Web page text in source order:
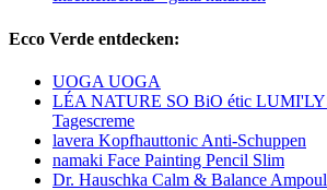
Ecco Verde entdecken:
UOGA UOGA
LÉA NATURE SO BiO étic
Tagescreme
lavera Kopfhauttonic Anti-Schuppen
namaki Face Painting Pencil Slim
Dr. Hauschka Calm & Balance